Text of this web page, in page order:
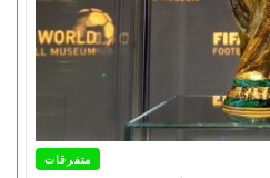
متفرقات